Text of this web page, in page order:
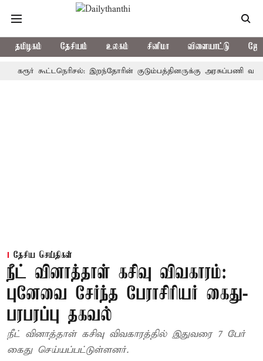
தமிழகம் தேசியம் உலகம் சினிமா விளையாட்டு
கூட்டநெரிசல்: இறந்தோரின் குடும்பத்தினருக்கு அரசுப்பணி வழக்கு;
தேசிய செய்திகள்
நீட் வினாத்தாள் கசிவு விவகாரம்:
புனேவை சேர்ந்த பேராசிரியர் கைது-
பரபரப்பு தகவல்
நீட் வினாத்தாள் கசிவு விவகாரத்தில் இதுவரை 7 பேர்
கைது செய்யப்பட்டுள்ளனர்.